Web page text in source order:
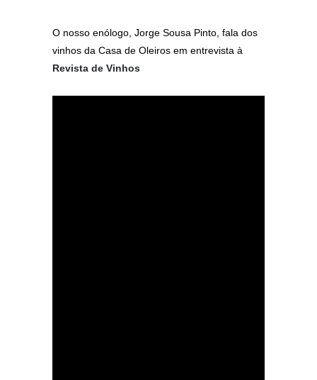
O nosso enólogo, Jorge Sousa Pinto, fala dos
vinhos da Casa de Oleiros em entrevista à
Revista de Vinhos